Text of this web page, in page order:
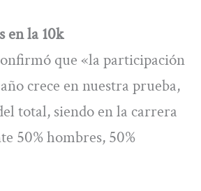
en la 10k
que «la participación
crece en nuestra prueba,
total, siendo en la carrera
50% hombres, 50%